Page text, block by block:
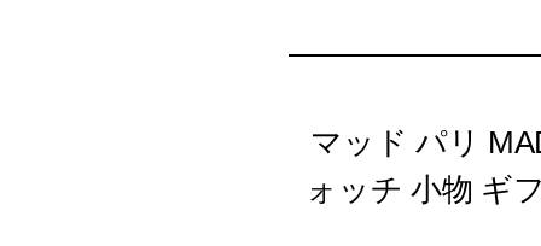
マッド パリ
ォッチ 小物 ギ